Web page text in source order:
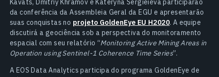
da conferência da Assembleia Geral da EGU e apresentarão
suas conquistas no projeto GoldenEye EU H2020. A equipe
discutirá a geociência sob a perspectiva do monitoramento
espacial com seu relatório “Monitoring Active Mining Areas in
Operation using Sentinel-1 Coherence Time Series”.
A EOS Data Analytics participa do programa GoldenEye de